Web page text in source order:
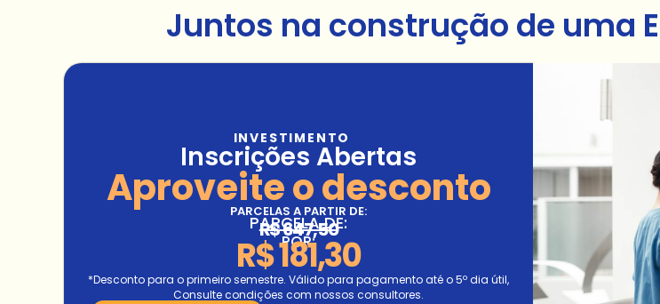
Juntos na construção de uma
INVESTIMENTO
Inscrições Abertas
Aproveite o desconto
PARCELAS A PARTIR DE:
PARCELA DE:
R$ 647,50
POR:
R$ 181,30
*Desconto para o primeiro semestre. Válido para pagamento até o 5º dia útil,
Consulte condições com nossos consultores.